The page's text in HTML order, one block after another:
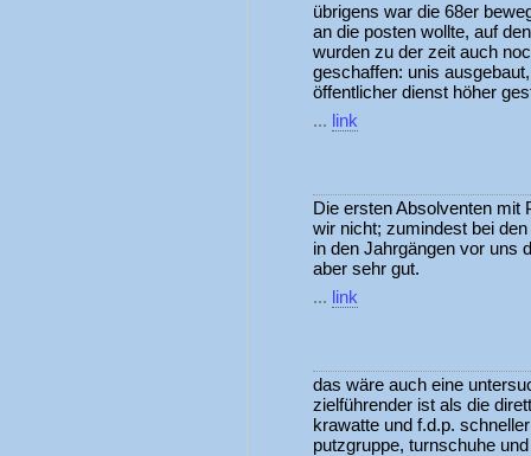
übrigens war die 68er
an die posten wollte, auf
wurden zu der zeit auch
geschaffen: unis
öffentlicher dienst höher
... link
Die ersten Absolventen mit
wir nicht; zumindest bei
in den Jahrgängen vor uns
aber sehr gut.
... link
das wäre auch eine
zielführender ist als die
krawatte und f.d.p.
putzgruppe, turnschuhe